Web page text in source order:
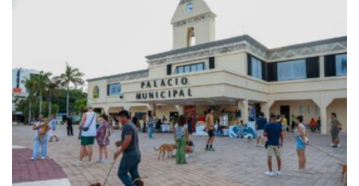
El gobierno federal reconoció que el municipio de